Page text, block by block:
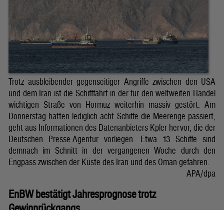
Trotz ausbleibender gegenseitiger Angriffe zwischen den USA
und dem Iran ist die Schifffahrt in der für den weltweiten Handel
wichtigen Straße von Hormuz weiterhin massiv gestört. Am
Donnerstag hätten lediglich acht Schiffe die Meerenge passiert,
geht aus Informationen des Datenanbieters Kpler hervor, die der
Deutschen Presse-Agentur vorliegen. Etwa 13 Schiffe sind
demnach im Schnitt in der vergangenen Woche durch den
Engpass zwischen der Küste des Iran und des Oman gefahren.
APA/dpa
EnBW bestätigt Jahresprognose trotz